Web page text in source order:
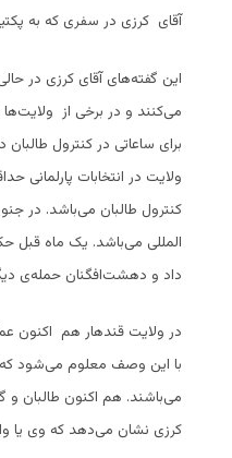
آقای کرزی در سفری که به
این گفته‌های آقای کرزی در
می‌کنند و در برخی از ولایت‌ها
برای ساعاتی در کنترول
کنترول طالبان می‌باشد. در
المللی می‌باشد. یک ماه قبل
داد و دهشت‌افگنان حمله‌‌ی
با این وصف معلوم می‌شود که
می‌باشند. هم اکنون طالبان و
کرزی نشان می‌دهد که وی یا